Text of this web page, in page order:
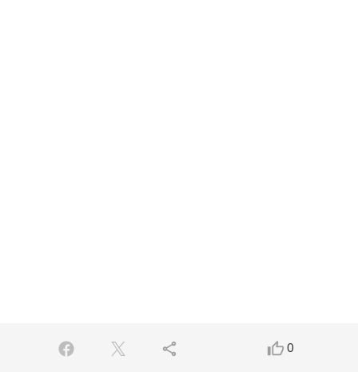
share thumb_up_alt0